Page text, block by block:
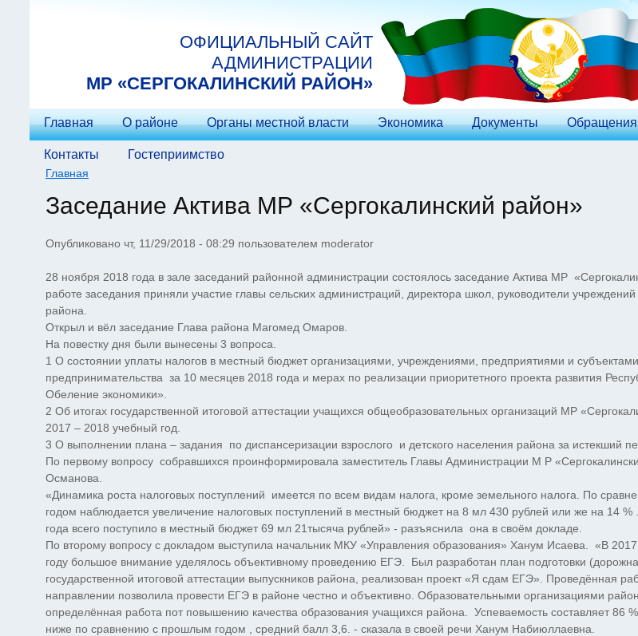
ОФИЦИАЛЬНЫЙ САЙТ
АДМИНИСТРАЦИИ
МP «СЕРГОКАЛИНСКИЙ РАЙОН»
Главная О районе Органы местной власти Экономика Документы Обращения
Контакты Гостеприимство
Вы здесь
Главная
Заседание Актива МР «Сергокалинский район»
Опубликовано чт, 11/29/2018 - 08:29 пользователем moderator
28 ноября 2018 года в зале заседаний районной администрации состоялось заседание Актива МР
работе заседания приняли участие главы сельских администраций, директора школ, руководители учреждений
района.
Открыл и вёл заседание Глава района Магомед Омаров.
На повестку дня были вынесены 3 вопроса.
1 О состоянии уплаты налогов в местный бюджет организациями, учреждениями, предприятиями и
предпринимательства за 10 месяцев 2018 года и мерах по реализации приоритетного проекта развития
Обеление экономики».
2 Об итогах государственной итоговой аттестации учащихся общеобразовательных организаций МР
2017 – 2018 учебный год.
3 О выполнении плана – задания по диспансеризации взрослого и детского населения района за истекший
По первому вопросу собравшихся проинформировала заместитель Главы Администрации М Р
Османова.
«Динамика роста налоговых поступлений имеется по всем видам налога, кроме земельного налога. По
годом наблюдается увеличение налоговых поступлений в местный бюджет на 8 мл 430 рублей или же на 14 %
года всего поступило в местный бюджет 69 мл 21тысяча рублей» - разъяснила она в своём докладе.
По второму вопросу с докладом выступила начальник МКУ «Управления образования» Ханум Исаева. «В
году большое внимание уделялось объективному проведению ЕГЭ. Был разработан план подготовки
государственной итоговой аттестации выпускников района, реализован проект «Я сдам ЕГЭ». Проведённая
направлении позволила провести ЕГЭ в районе честно и объективно. Образовательными организациями
определённая работа пот повышению качества образования учащихся района. Успеваемость составляет 86
ниже по сравнению с прошлым годом , средний балл 3,6. - сказала в своей речи Ханум Набиюллаевна.